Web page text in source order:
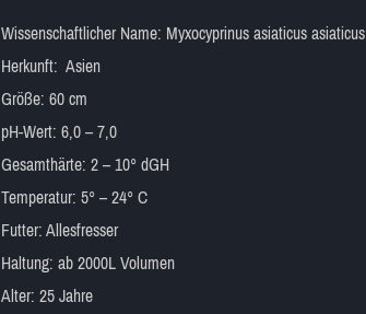
Wissenschaftlicher Name: Myxocyprinus asiaticus asiaticus
Herkunft: Asien
Größe: 60 cm
pH-Wert: 6,0 – 7,0
Gesamthärte: 2 – 10° dGH
Temperatur: 5° – 24° C
Futter: Allesfresser
Haltung: ab 2000L Volumen
Alter: 25 Jahre